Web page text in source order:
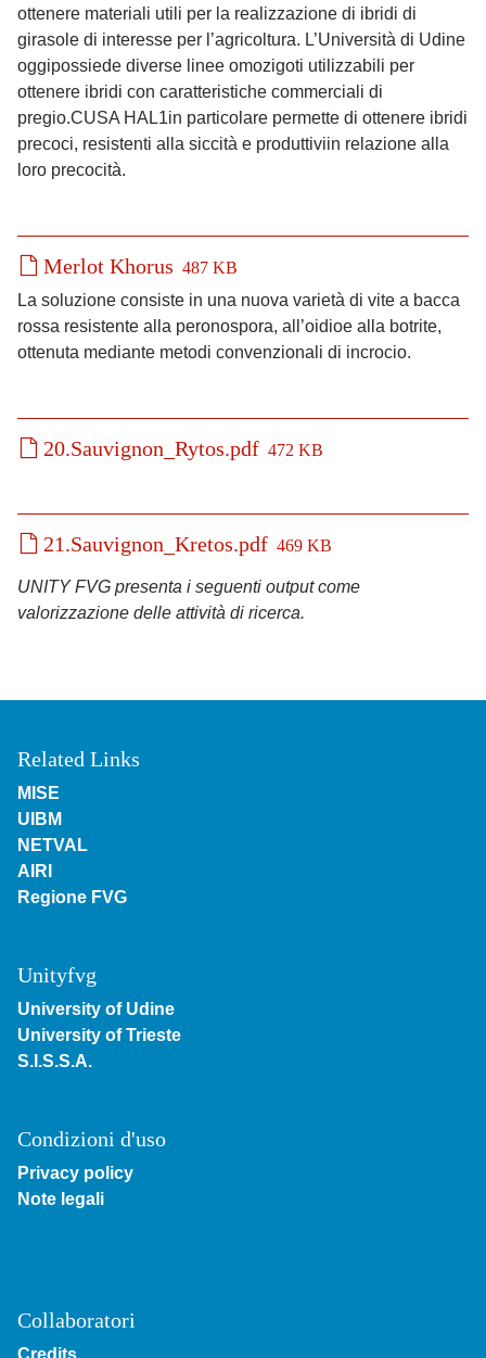
UNITY FVG presenta i seguenti output come
valorizzazione delle attività di ricerca.
ottenere materiali utili per la realizzazione di ibridi di
girasole di interesse per l’agricoltura. L’Università di Udine
oggipossiede diverse linee omozigoti utilizzabili per
ottenere ibridi con caratteristiche commerciali di
pregio.CUSA HAL1in particolare permette di ottenere ibridi
precoci, resistenti alla siccità e produttiviin relazione alla
loro precocità.
Merlot Khorus 487 KB
La soluzione consiste in una nuova varietà di vite a bacca
rossa resistente alla peronospora, all’oidioe alla botrite,
ottenuta mediante metodi convenzionali di incrocio.
20.Sauvignon_Rytos.pdf 472 KB
21.Sauvignon_Kretos.pdf 469 KB
Related Links
MISE
UIBM
NETVAL
AIRI
Regione FVG
Unityfvg
University of Udine
University of Trieste
S.I.S.S.A.
Condizioni d'uso
Privacy policy
Note legali
Collaboratori
Credits